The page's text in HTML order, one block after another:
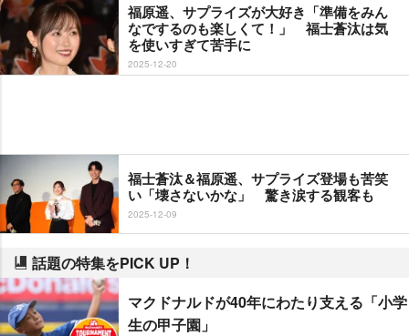
福原遥、サプライズが大好き「準備をみん
なでするのも楽しくて！」 福士蒼汰は気
を使いすぎて苦手に
2025-12-20
福士蒼汰＆福原遥、サプライズ登場も苦笑
い「壊さないかな」 驚き涙する観客も
2025-12-09
話題の特集をPICK UP！
マクドナルドが40年にわたり支える「小学
生の甲子園」